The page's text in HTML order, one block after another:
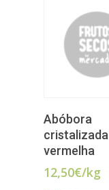
Abóbora
cristalizada
vermelha
12,50€/kg